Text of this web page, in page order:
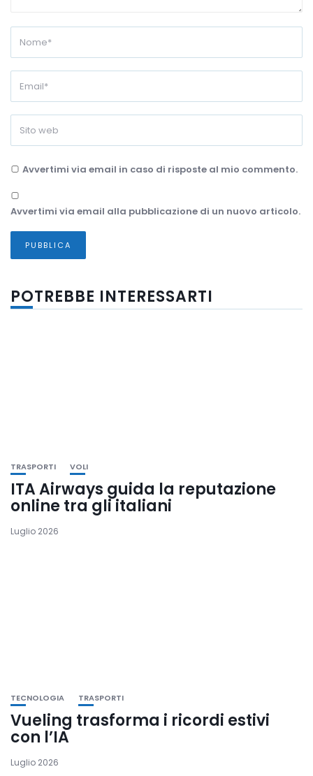
Avvertimi via email in caso di risposte al mio commento.
Avvertimi via email alla pubblicazione di un nuovo articolo.
POTREBBE INTERESSARTI
TRASPORTI VOLI
ITA Airways guida la reputazione
online tra gli italiani
Luglio 2026
TECNOLOGIA TRASPORTI
Vueling trasforma i ricordi estivi
con l’IA
Luglio 2026